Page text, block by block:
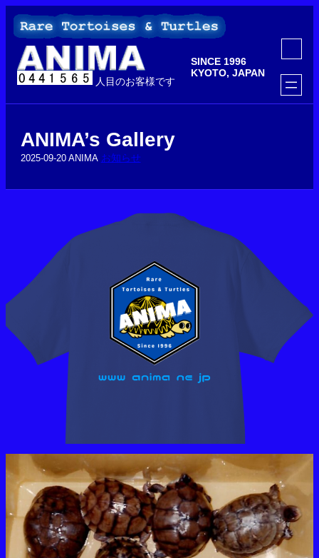
を
人目のお客様です
SINCE 1996
KYOTO, JAPAN
ア
コ
ン
リ
ン
ク
ANIMA’s Gallery
2025-09-20 ANIMA お知らせ